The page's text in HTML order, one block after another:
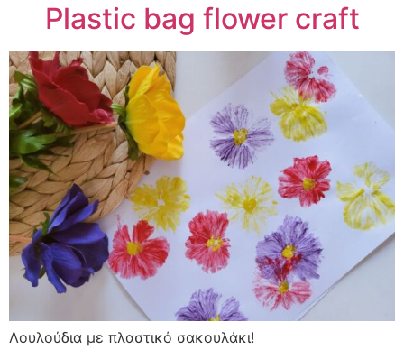
Plastic bag flower craft
Λουλούδια με πλαστικό σακουλάκι!